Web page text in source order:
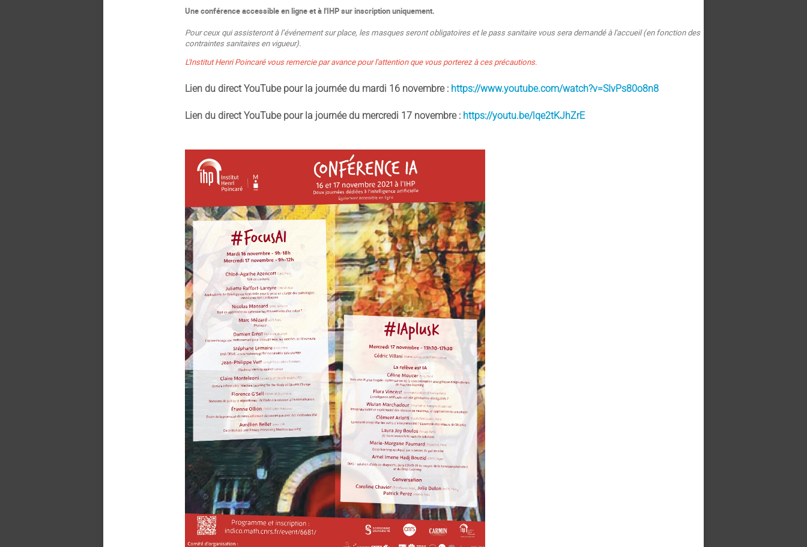
Une conférence accessible en ligne et à l'IHP sur inscription uniquement.
Pour ceux qui assisteront à l’événement sur place, les masques seront obligatoires et le pass sanitaire vous sera demandé à l'accueil (en fonction des
contraintes sanitaires en vigueur).
L'Institut Henri Poincaré vous remercie par avance pour l'attention que vous porterez à ces précautions.
Lien du direct YouTube pour la journée du mardi 16 novembre : https://www.youtube.com/watch?v=SIvPs80o8n8
Lien du direct YouTube pour la journée du mercredi 17 novembre : https://youtu.be/lqe2tKJhZrE